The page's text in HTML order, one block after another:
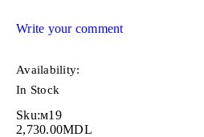
Write your comment
Availability:
In Stock
Sku:м19
2,730.00MDL